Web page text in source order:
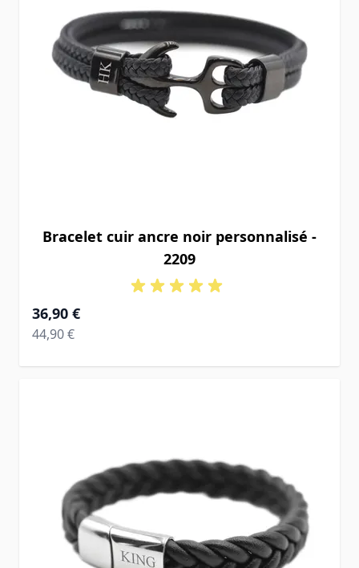
Bracelet cuir ancre noir personnalisé -
2209
À partir de
36,90 €
Prix normal
44,90 €